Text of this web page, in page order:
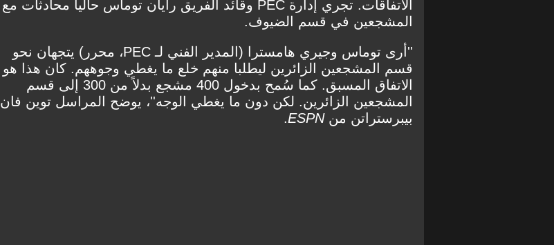
الاتفاقات. تجري إدارة PEC وقائد الفريق رايان توماس حالياً محادثات مع
المشجعين في قسم الضيوف.
''أرى توماس وجيري هامسترا (المدير الفني لـ PEC، محرر) يتجهان نحو
قسم المشجعين الزائرين ليطلبا منهم خلع ما يغطي وجوههم. كان هذا هو
الاتفاق المسبق. كما سُمح بدخول 400 مشجع بدلاً من 300 إلى قسم
المشجعين الزائرين. لكن دون ما يغطي الوجه''، يوضح المراسل توين فان
بيبرستراتن منESPN
.